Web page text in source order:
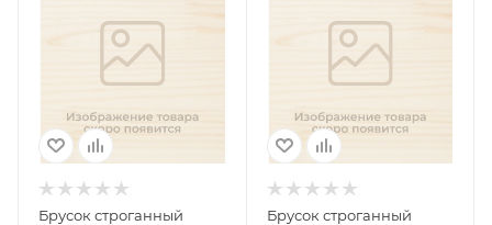
Брусок строганный
Брусок строганный